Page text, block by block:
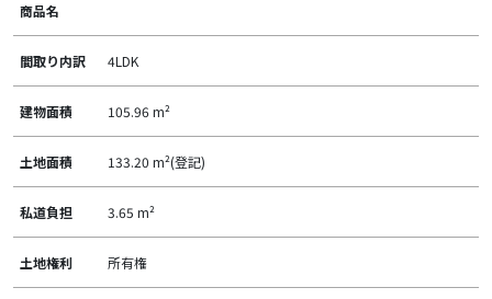
商品名
間取り内訳 4LDK
建物面積 105.96 m²
土地面積 133.20 m²(登記)
私道負担 3.65 m²
土地権利 所有権